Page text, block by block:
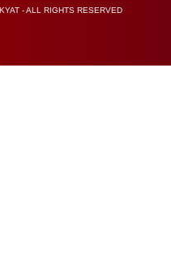
- ALL RIGHTS RESERVED